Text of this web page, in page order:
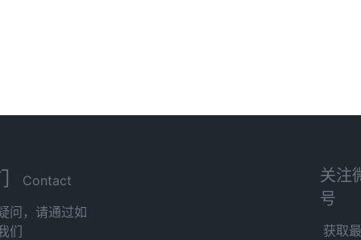
Contact
问，请通过如
们
关注
号
获取